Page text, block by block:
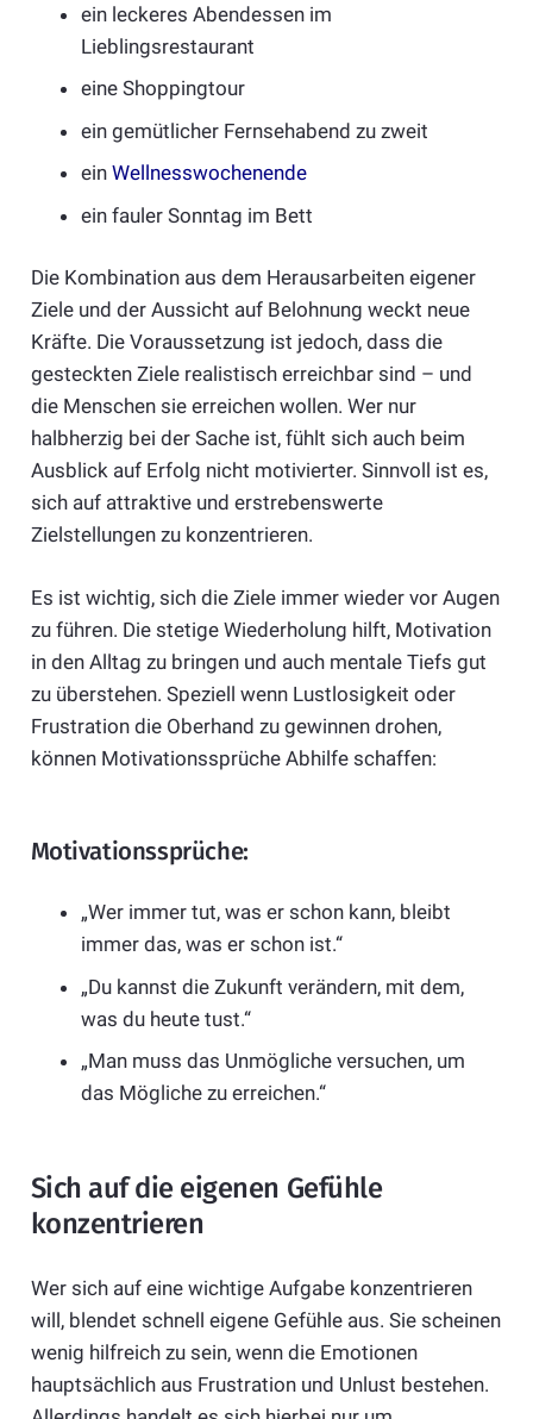
ein leckeres Abendessen im
Lieblingsrestaurant
eine Shoppingtour
ein gemütlicher Fernsehabend zu zweit
ein Wellnesswochenende
ein fauler Sonntag im Bett
Die Kombination aus dem Herausarbeiten eigener
Ziele und der Aussicht auf Belohnung weckt neue
Kräfte. Die Voraussetzung ist jedoch, dass die
gesteckten Ziele realistisch erreichbar sind – und
die Menschen sie erreichen wollen. Wer nur
halbherzig bei der Sache ist, fühlt sich auch beim
Ausblick auf Erfolg nicht motivierter. Sinnvoll ist es,
sich auf attraktive und erstrebenswerte
Zielstellungen zu konzentrieren.
Es ist wichtig, sich die Ziele immer wieder vor Augen
zu führen. Die stetige Wiederholung hilft, Motivation
in den Alltag zu bringen und auch mentale Tiefs gut
zu überstehen. Speziell wenn Lustlosigkeit oder
Frustration die Oberhand zu gewinnen drohen,
können Motivationssprüche Abhilfe schaffen:
Motivationssprüche:
„Wer immer tut, was er schon kann, bleibt
immer das, was er schon ist.“
„Du kannst die Zukunft verändern, mit dem,
was du heute tust.“
„Man muss das Unmögliche versuchen, um
das Mögliche zu erreichen.“
Sich auf die eigenen Gefühle
konzentrieren
Wer sich auf eine wichtige Aufgabe konzentrieren
will, blendet schnell eigene Gefühle aus. Sie scheinen
wenig hilfreich zu sein, wenn die Emotionen
hauptsächlich aus Frustration und Unlust bestehen.